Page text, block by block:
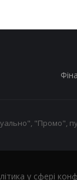
"Промо",
у сфері